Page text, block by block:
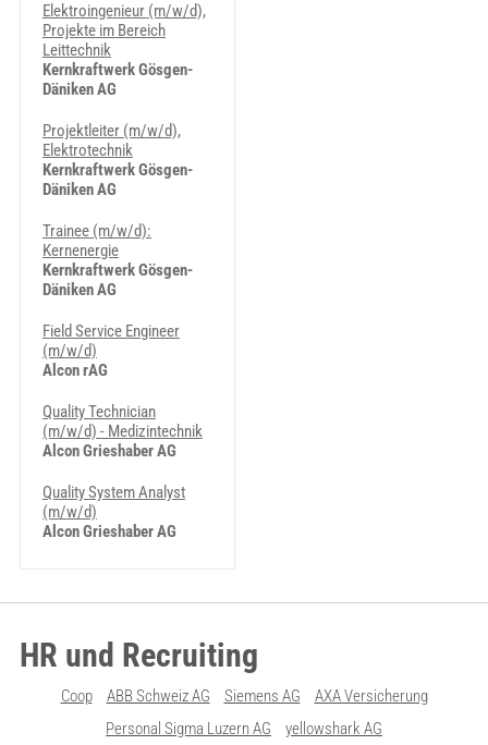
Elektroingenieur (m/w/d),
Projekte im Bereich
Leittechnik
Kernkraftwerk Gösgen-
Däniken AG
Projektleiter (m/w/d),
Elektrotechnik
Kernkraftwerk Gösgen-
Däniken AG
Trainee (m/w/d):
Kernenergie
Kernkraftwerk Gösgen-
Däniken AG
Field Service Engineer
(m/w/d)
Alcon rAG
Quality Technician
(m/w/d) - Medizintechnik
Alcon Grieshaber AG
Quality System Analyst
(m/w/d)
Alcon Grieshaber AG
HR und Recruiting
Coop ABB Schweiz AG Siemens AG
AXA Versicherung
Personal Sigma Luzern AG
yellowshark AG